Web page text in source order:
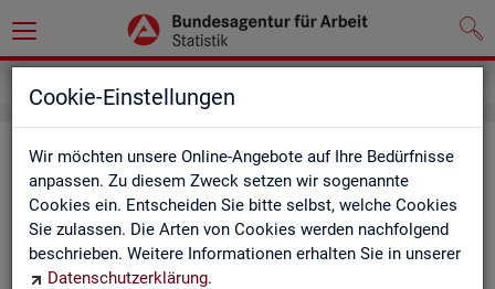
Cookie-Einstellungen
Wir möchten unsere Online-Angebote auf Ihre Bedürfnisse
anpassen. Zu diesem Zweck setzen wir sogenannte
Cookies ein. Entscheiden Sie bitte selbst, welche Cookies
Sie zulassen. Die Arten von Cookies werden nachfolgend
beschrieben. Weitere Informationen erhalten Sie in unserer
Datenschutzerklärung.
News­let­ter Sta­tis­tik und Ar­beits­
markt­be­richt­erstat­tung der BA
Mit dem mo­nat­li­chen News­let­ter in­for­mie­ren wir Sie über
ver­schie­de­ne The­men und ak­tu­el­le Ent­wick­lun­gen.